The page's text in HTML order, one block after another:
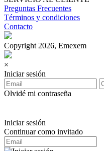
Preguntas Frecuentes
Términos y condiciones
Contacto
Copyright 2026, Emexem
×
Iniciar sesión
Olvidé mi contraseña
Iniciar sesión
Continuar como invitado